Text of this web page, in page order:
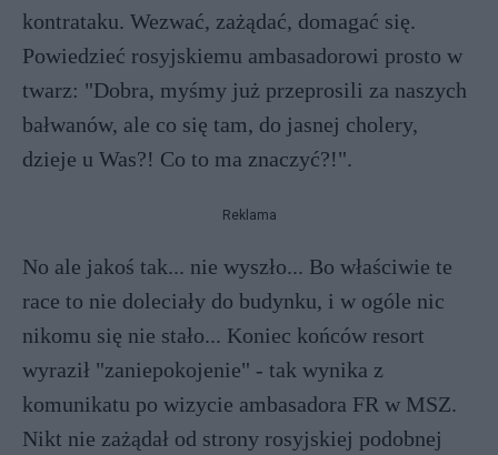
kontrataku. Wezwać, zażądać, domagać się.
Powiedzieć rosyjskiemu ambasadorowi prosto w
twarz: "Dobra, myśmy już przeprosili za naszych
bałwanów, ale co się tam, do jasnej cholery,
dzieje u Was?! Co to ma znaczyć?!".
Reklama
No ale jakoś tak... nie wyszło... Bo właściwie te
race to nie doleciały do budynku, i w ogóle nic
nikomu się nie stało... Koniec końców resort
wyraził "zaniepokojenie" - tak wynika z
komunikatu po wizycie ambasadora FR w MSZ.
Nikt nie zażądał od strony rosyjskiej podobnej